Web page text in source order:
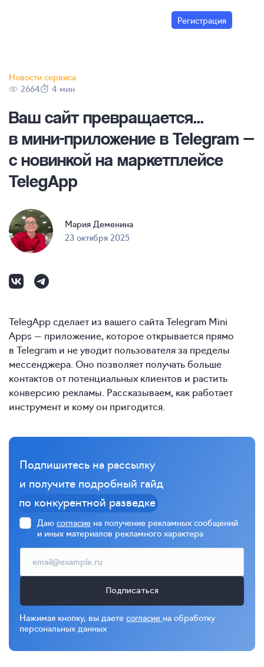
Регистрация
Новости сервиса
2664
4 мин
Ваш сайт превращается...
вмини-приложениев Telegram —
с новинкой на маркетплейсе
TelegApp
Мария Деменина
23 октября 2025
TelegApp сделает из вашего сайта Telegram Mini
Apps — приложение, которое открывается прямо
в Telegram и не уводит пользователя за пределы
мессенджера. Оно позволяет получать больше
контактов от потенциальных клиентов и растить
конверсию рекламы. Рассказываем, как работает
инструмент и кому он пригодится.
Подпишитесь на рассылку
и получите подробный гайд
по конкурентной разведке
Даю согласие на получение рекламных сообщений
и иных материалов рекламного характера
Подписаться
Нажимая кнопку, вы даете согласие на обработку
персональных данных